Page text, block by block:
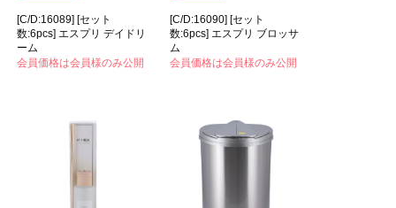
[C/D:16089] [セット
数:6pcs] エスプリ デイドリ
ーム
会員価格は会員様のみ公開
[C/D:16090] [セット
数:6pcs] エスプリ ブロッサ
ム
会員価格は会員様のみ公開